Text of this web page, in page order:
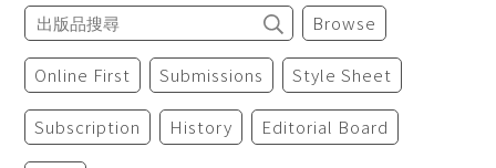
Browse
Online First Submissions Style Sheet
Subscription History Editorial Board